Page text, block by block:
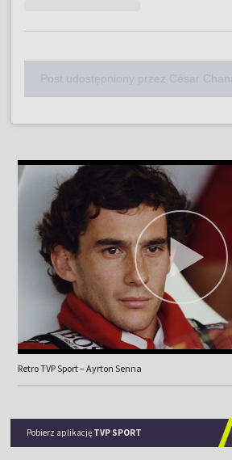
Post udostępniony przez César
Retro TVP Sport – Ayrton Senna
Pobierz aplikację TVP SPORT